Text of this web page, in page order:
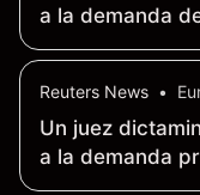
a la demanda
York por fraude
Reuters News •
Un juez
a la demanda
de Nueva York